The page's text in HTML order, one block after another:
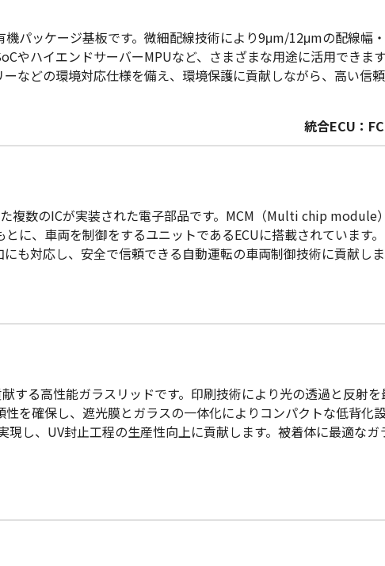
パッケージ基板です。微細配線技術により9μm/12μmの配線幅
やハイエンドサーバーMPUなど、さまざまな用途に活用でき
などの環境対応仕様を備え、環境保護に貢献しながら、高い信頼
統合ECU：
複数のICが実装された電子部品です。MCM（Multi chip
に、車両を制御をするユニットであるECUに搭載されていま
も対応し、安全で信頼できる自動運転の車両制御技術に貢献しま
する高性能ガラスリッドです。印刷技術により光の透過と反射
を確保し、遮光膜とガラスの一体化によりコンパクトな低背
現し、UV封止工程の生産性向上に貢献します。被着体に最適な